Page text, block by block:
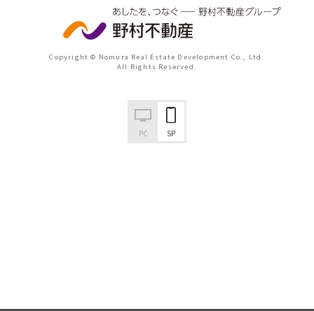
Copyright © Nomura Real Estate Development Co., Ltd.
All Rights Reserved.
PC SP